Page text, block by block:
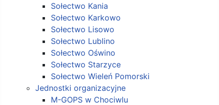
Sołectwo Kania
Sołectwo Karkowo
Sołectwo Lisowo
Sołectwo Lublino
Sołectwo Oświno
Sołectwo Starzyce
Sołectwo Wieleń Pomorski
Jednostki organizacyjne
M-GOPS w Chociwlu